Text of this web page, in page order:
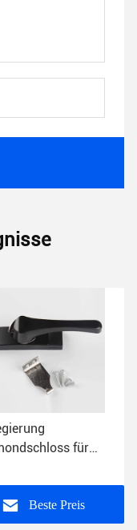
für
Office
Beste Preis